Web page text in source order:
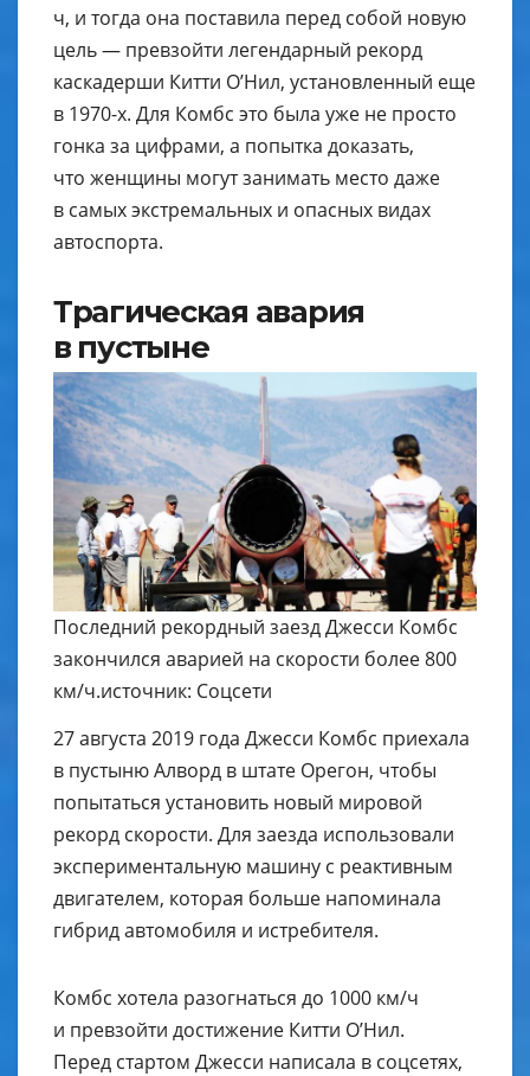
ч, и тогда она поставила перед собой новую
цель — превзойти легендарный рекорд
каскадерши Китти О’Нил, установленный еще
в 1970-х. Для Комбс это была уже не просто
гонка за цифрами, а попытка доказать,
что женщины могут занимать место даже
в самых экстремальных и опасных видах
автоспорта.
Трагическая авария
в пустыне
Последний рекордный заезд Джесси Комбс
закончился аварией на скорости более 800
км/ч.источник: Соцсети
27 августа 2019 года Джесси Комбс приехала
в пустыню Алворд в штате Орегон, чтобы
попытаться установить новый мировой
рекорд скорости. Для заезда использовали
экспериментальную машину с реактивным
двигателем, которая больше напоминала
гибрид автомобиля и истребителя.
Комбс хотела разогнаться до 1000 км/ч
и превзойти достижение Китти О’Нил.
Перед стартом Джесси написала в соцсетях,